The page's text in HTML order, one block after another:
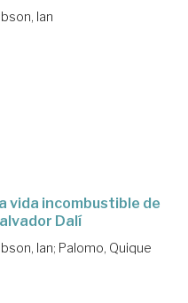
Ian
vida incombustible de
Dalí
Ian; Palomo, Quique